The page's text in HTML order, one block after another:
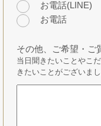
お電話(LINE)
お電話
その他、ご希望・ご
当日聞きたいことやこ
きたいことがございま